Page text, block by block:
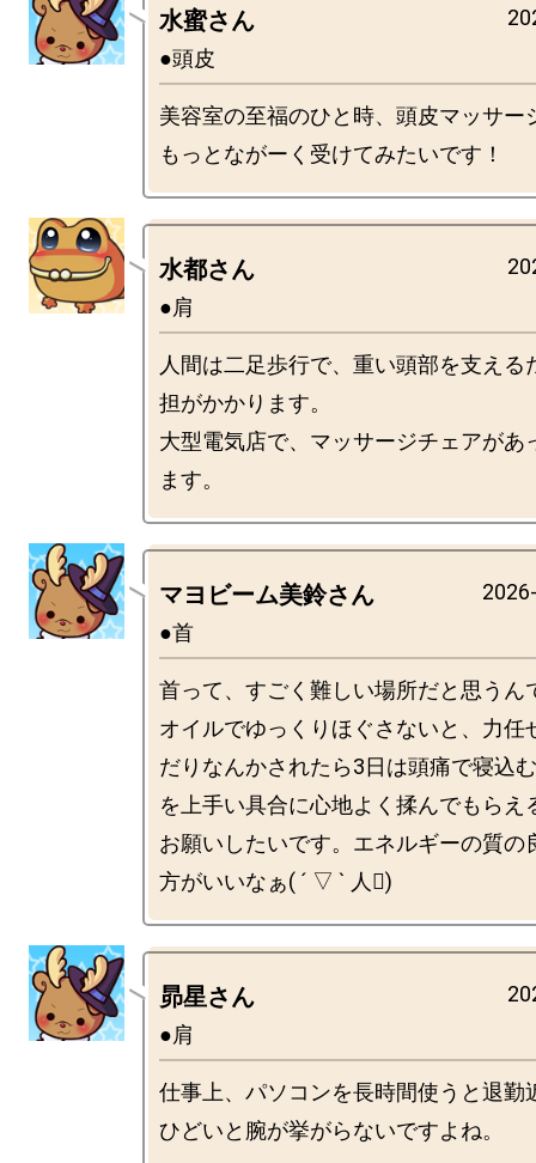
水蜜さん
●頭皮
美容室の至福のひと時、頭皮マッサー
水都さん
●肩
人間は二足歩行で、重い頭部を支える
担がかかります。
大型電気店で、マッサージチェアがあ
マヨビーム美鈴さん
●首
首って、すごく難しい場所だと思うん
オイルでゆっくりほぐさないと、力任
だりなんかされたら3日は頭痛で寝込
を上手い具合に心地よく揉んでもらえ
お願いしたいです。エネルギーの質の
昴星さん
●肩
仕事上、パソコンを長時間使うと退勤